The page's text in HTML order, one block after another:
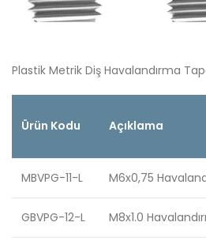
Plastik Metrik Diş Havalandırma
Ürün Kodu Açıklama
MBVPG-11-L M6x0,75
GBVPG-12-L M8x1.0